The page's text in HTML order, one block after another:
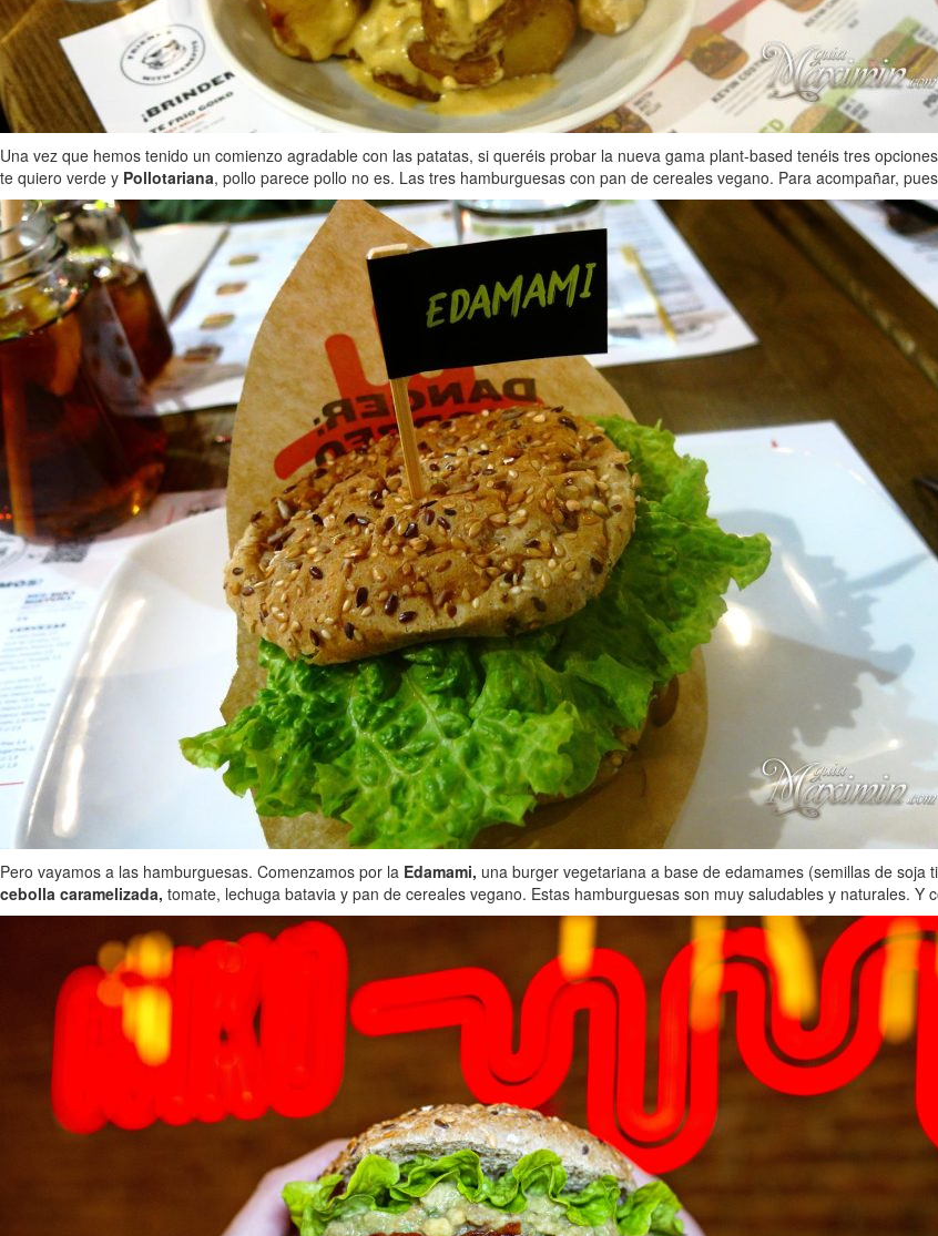
Una vez que hemos tenido un comienzo agradable con las patatas, si queréis probar la nueva gama plant-based tenéis tres
te quiero verde y Pollotariana, pollo parece pollo no es. Las tres hamburguesas con pan de cereales vegano. Para acompañar,
Pero vayamos a las hamburguesas. Comenzamos por la Edamami, una burger vegetariana a base de edamames (semillas de soja
cebolla caramelizada, tomate, lechuga batavia y pan de cereales vegano. Estas hamburguesas son muy saludables y naturales.